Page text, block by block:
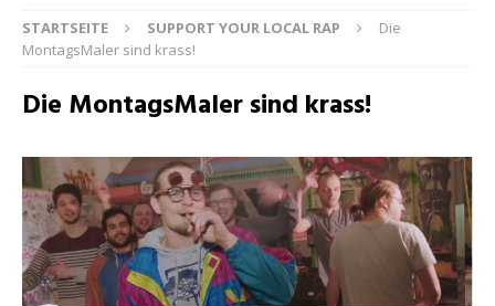
STARTSEITE SUPPORT YOUR LOCAL RAP
Die
MontagsMaler sind krass!
Die MontagsMaler sind krass!